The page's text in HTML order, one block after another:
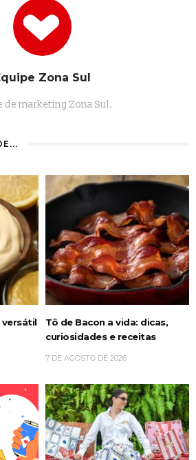
Zona Sul
de marketing Zona Sul.
Tô de Bacon a vida: dicas,
curiosidades e receitas
7 DE AGOSTO DE 2026